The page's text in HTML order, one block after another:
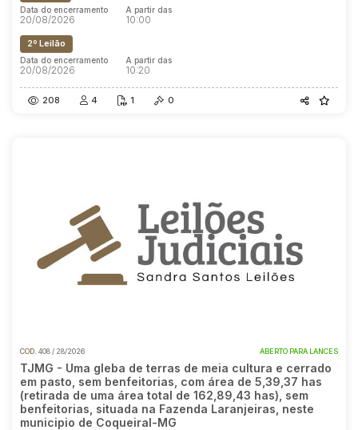
Data do encerramento
20/08/2026
A partir das
10:00
2º Leilão
Data do encerramento
20/08/2026
A partir das
10:20
208 4 1 0
COD. 408 / 28/2026 ABERTO PARA LANCES
TJMG - Uma gleba de terras de meia cultura e cerrado
em pasto, sem benfeitorias, com área de 5,39,37 has
(retirada de uma área total de 162,89,43 has), sem
benfeitorias, situada na Fazenda Laranjeiras, neste
municipio de Coqueiral-MG